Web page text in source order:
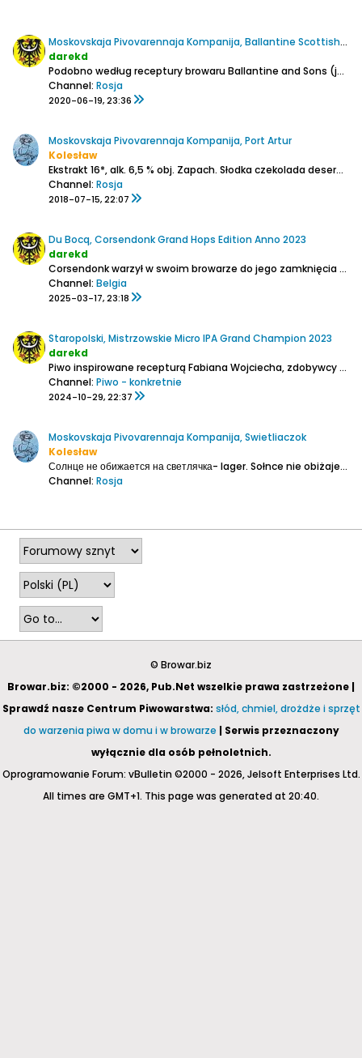
Moskovskaja Pivovarennaja Kompanija, Ballantine Scottish Stout
darekd
Podobno według receptury browaru Ballantine and Sons (jeden z najstarszych przemysłowych browarów w USA, już nie działa). Nawet wykorzystali logo browaru (trzy obręcze).
Channel: Rosja
2020-06-19, 23:36
Moskovskaja Pivovarennaja Kompanija, Port Artur
Kolesław
Ekstrakt 16*, alk. 6,5 % obj. Zapach. Słodka czekolada deserowa z karmelem. Z czasem karmel bierze górę, ale kontruje go gorzkawo-wytrawny pumpernikiel.
Channel: Rosja
2018-07-15, 22:07
Du Bocq, Corsendonk Grand Hops Edition Anno 2023
darekd
Corsendonk warzył w swoim browarze do jego zamknięcia w 1953.
Channel: Belgia
2025-03-17, 23:18
Staropolski, Mistrzowskie Micro IPA Grand Champion 2023
darekd
Piwo inspirowane recepturą Fabiana Wojciecha, zdobywcy tytułu Grand Champion na Mistrzostwach Polski Piwowarów Domowych 2023 organizowanych Polskie Stowarzyszenie Piwowarów Domowych.
Channel: Piwo - konkretnie
2024-10-29, 22:37
Moskovskaja Pivovarennaja Kompanija, Swietliaczok
Kolesław
Солнце не обижается на светлячка- lager. Sołnce nie obiżajetsa na swietliaczka.
Channel: Rosja
© Browar.biz
Browar.biz: ©2000 - 2026, Pub.Net wszelkie prawa zastrzeżone |
Sprawdź nasze Centrum Piwowarstwa: słód, chmiel, drożdże i sprzęt
do warzenia piwa w domu i w browarze | Serwis przeznaczony
wyłącznie dla osób pełnoletnich.
Oprogramowanie Forum: vBulletin ©2000 - 2026, Jelsoft Enterprises Ltd.
All times are GMT+1. This page was generated at 20:40.